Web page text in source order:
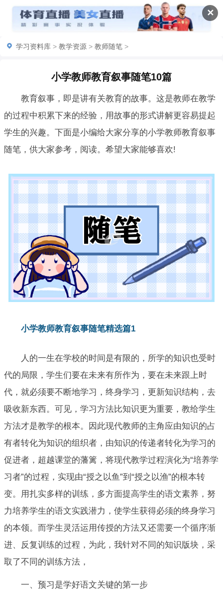
✕
学习资料库 > 教学资源 > 教师随笔 >
小学教师教育叙事随笔10篇
教育叙事，即是讲有关教育的故事。这是教师在教学
的过程中积累下来的经验，用故事的形式讲解更容易提起
学生的兴趣。下面是小编给大家分享的小学教师教育叙事
随笔，供大家参考，阅读。希望大家能够喜欢!
小学教师教育叙事随笔精选篇1
人的一生在学校的时间是有限的，所学的知识也受时
代的局限，学生们要在未来有所作为，要在未来跟上时
代，就必须要不断地学习，终身学习，更新知识结构，去
吸收新东西。可见，学习方法比知识更为重要，教给学生
方法才是教学的根本。因此现代教师的主角应由知识的占
有者转化为知识的组织者，由知识的传递者转化为学习的
促进者，超越课堂的藩篱，将现代教学过程演化为“培养学
习者”的过程，实现由“授之以鱼”到“授之以渔”的根本转
变。用扎实多样的训练，多方面提高学生的语文素养，努
力培养学生的语文实践潜力，使学生获得必须的终身学习
的本领。而学生灵活运用传授的方法又还需要一个循序渐
进、反复训练的过程，为此，我针对不同的知识版块，采
取了不同的训练方法，
一、预习是学好语文关键的第一步